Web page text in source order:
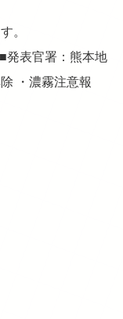
。
発表官署：熊本地
・濃霧注意報